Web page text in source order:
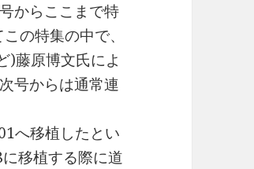
からここまで特
の特集の中で、
)藤原博文氏によ
号からは通常連
へ移植したとい
移植する際に道